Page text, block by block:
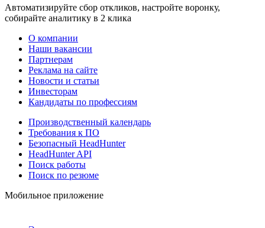
Автоматизируйте сбор откликов, настройте воронку,
собирайте аналитику в 2 клика
О компании
Наши вакансии
Партнерам
Реклама на сайте
Новости и статьи
Инвесторам
Кандидаты по профессиям
Производственный календарь
Требования к ПО
Безопасный HeadHunter
HeadHunter API
Поиск работы
Поиск по резюме
Мобильное приложение